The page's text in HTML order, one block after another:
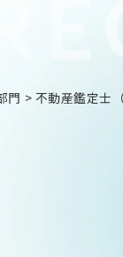
門 > 不動産鑑定士